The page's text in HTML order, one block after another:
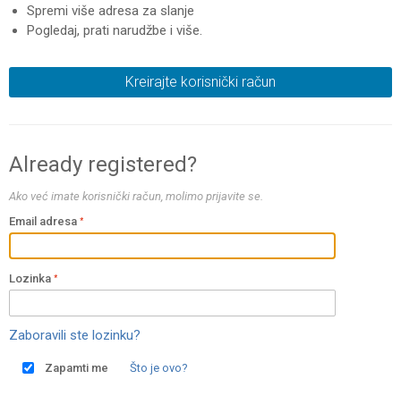
Spremi više adresa za slanje
Pogledaj, prati narudžbe i više.
Kreirajte korisnički račun
Already registered?
Ako već imate korisnički račun, molimo prijavite se.
Email adresa
Lozinka
Zaboravili ste lozinku?
Zapamti me Što je ovo?